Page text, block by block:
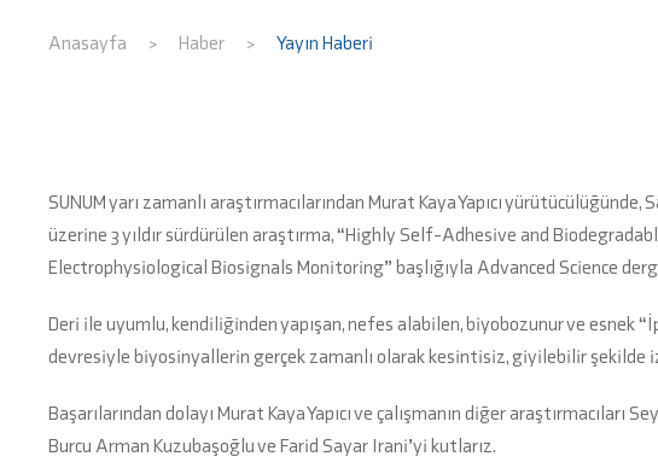
Anasayfa > Haber > Yayın Haberi
SUNUM yarı zamanlı araştırmacılarından Murat Kaya Yapıcı
üzerine 3 yıldır sürdürülen araştırma, “Highly Self-Adhesive and
Electrophysiological Biosignals Monitoring” başlığıyla Advanced Science
Deri ile uyumlu, kendiliğinden yapışan, nefes alabilen, biyobozunur ve esnek
devresiyle biyosinyallerin gerçek zamanlı olarak kesintisiz, giyilebilir şekilde
Başarılarından dolayı Murat Kaya Yapıcı ve çalışmanın diğer
Burcu Arman Kuzubaşoğlu ve Farid Sayar Irani’yi kutlarız.